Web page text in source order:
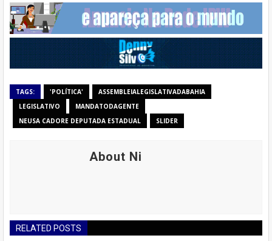
TAGS: 'POLÍTICA'
ASSEMBLEIALEGISLATIVADABAHIA
LEGISLATIVO
MANDATODAGENTE
NEUSA CADORE DEPUTADA ESTADUAL
SLIDER
About Ni
RELATED POSTS